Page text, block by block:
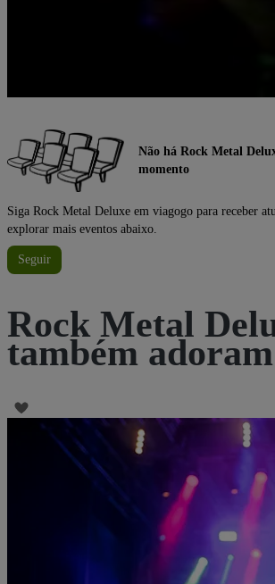
Não há Rock Metal
momento
Siga Rock Metal Deluxe em viagogo para receber
explorar mais eventos abaixo.
Seguir
Rock Metal
também adoram